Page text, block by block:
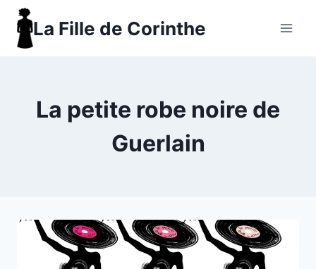
Aller
contenu
La Fille de Corinthe
La petite robe noire de
Guerlain